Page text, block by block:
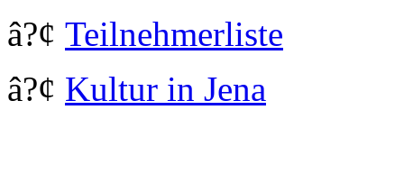
â?¢ Teilnehmerliste
â?¢ Kultur in Jena